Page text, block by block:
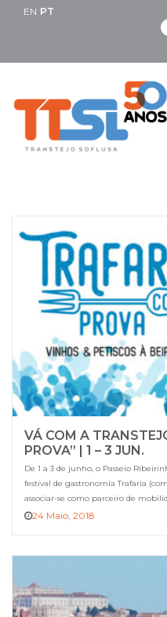
EN PT
VÁ COM A
PROVA” | 1 – 3 JUN.
De 1 a 3 de junho, o Passeio
festival de gastronomia Trafaria
associar-se como parceiro de
24 Maio, 2018